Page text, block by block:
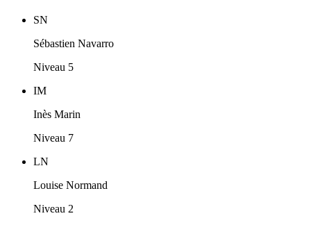
SN
Sébastien Navarro
Niveau 5
IM
Inès Marin
Niveau 7
LN
Louise Normand
Niveau 2